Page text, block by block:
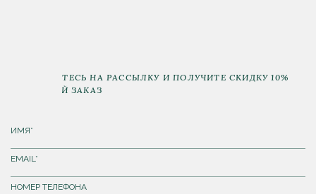
ПОДПИШИТЕСЬ НА РАССЫЛКУ И ПОЛУЧИТЕ СКИДКУ 10%
НА ПЕРВЫЙ ЗАКАЗ